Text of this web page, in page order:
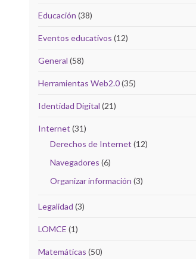
Educación (38)
Eventos educativos (12)
General (58)
Herramientas Web2.0(35)
Identidad Digital (21)
Internet (31)
Derechos de Internet (12)
Navegadores (6)
Organizar información (3)
Legalidad (3)
LOMCE (1)
Matemáticas (50)